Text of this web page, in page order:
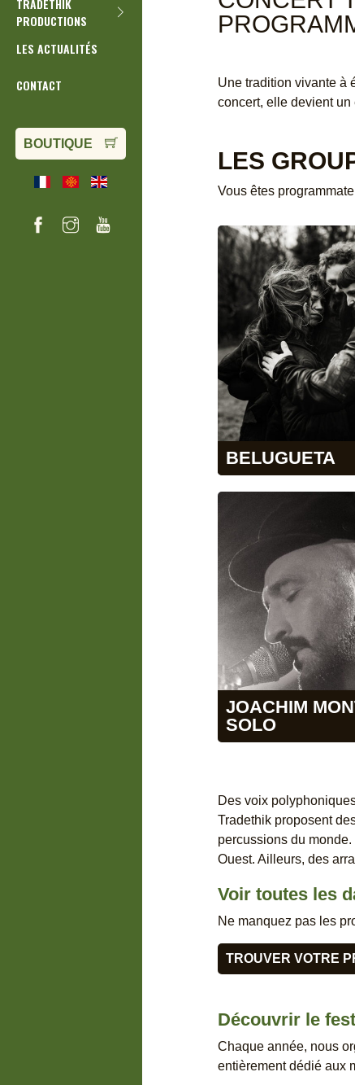
PRODUCTIONS
LES ACTUALITÉS
CONTACT
BOUTIQUE
Une tradition vivante à
concert, elle devient
LES
Vous êtes
BELUGUETA
JOACHIM
SOLO
Des voix
Tradethik proposent
percussions du
Ouest. Ailleurs, des
Voir toutes les
Ne manquez pas les
TROUVER VOTRE
Découvrir le
Chaque année, nous
entièrement dédié aux